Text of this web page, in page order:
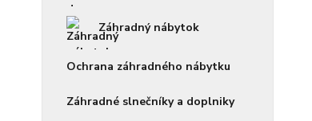
Záhradný nábytok
Ochrana záhradného nábytku
Záhradné slnečníky a doplniky